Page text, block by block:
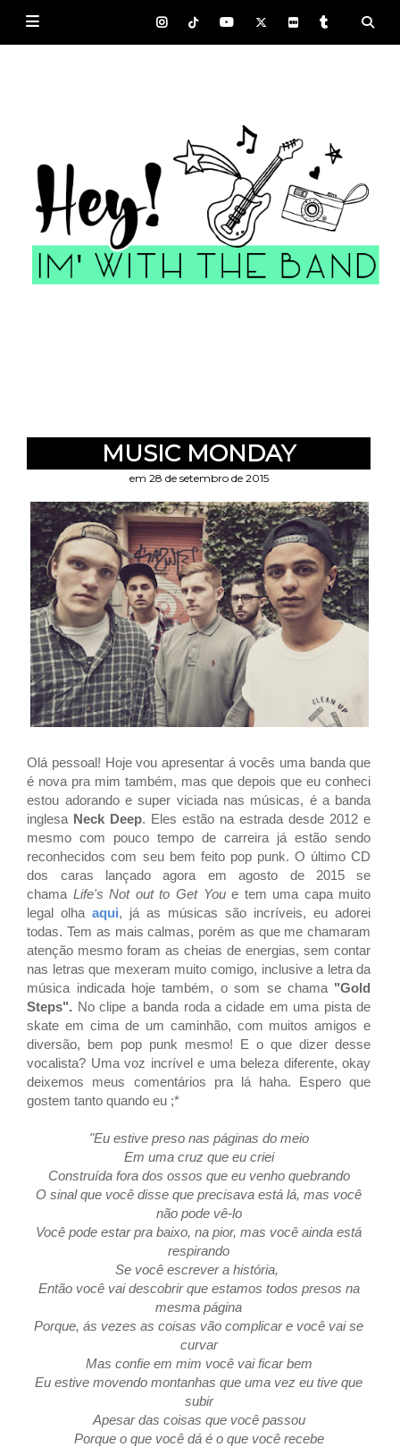
MUSIC MONDAY
em 28 de setembro de 2015
Olá pessoal! Hoje vou apresentar á vocês uma banda que
é nova pra mim também, mas que depois que eu conheci
estou adorando e super viciada nas músicas, é a banda
inglesa Neck Deep. Eles estão na estrada desde 2012 e
mesmo com pouco tempo de carreira já estão sendo
reconhecidos com seu bem feito pop punk. O último CD
dos caras lançado agora em agosto de 2015 se
chama Life's Not out to Get Youe tem uma capa muito
legal olhaaqui, já as músicas são incríveis, eu adorei
todas. Tem as mais calmas, porém as que me chamaram
atenção mesmo foram as cheias de energias, sem contar
nas letras que mexeram muito comigo, inclusive a letra da
música indicada hoje também, o som se chama"Gold
Steps". No clipe a banda roda a cidade em uma pista de
skate em cima de um caminhão, com muitos amigos e
diversão, bem pop punk mesmo! E o que dizer desse
vocalista? Uma voz incrível e uma beleza diferente, okay
deixemos meus comentários pra lá haha. Espero que
gostem tanto quando eu ;*
"Eu estive preso nas páginas do meio
Em uma cruz que eu criei
Construída fora dos ossos que eu venho quebrando
O sinal que você disse que precisava está lá, mas você
não pode vê-lo
Você pode estar pra baixo, na pior, mas você ainda está
respirando
Se você escrever a história,
Então você vai descobrir que estamos todos presos na
mesma página
Porque, ás vezes as coisas vão complicar e você vai se
curvar
Mas confie em mim você vai ficar bem
Eu estive movendo montanhas que uma vez eu tive que
subir
Apesar das coisas que você passou
Porque o que você dá é o que você recebe